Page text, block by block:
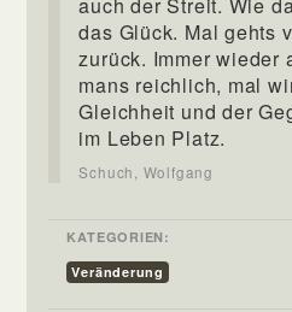
das Glück. Mal gehts
zurück. Immer wieder
mans reichlich, mal
Gleichheit und der
im Leben Platz.
Schuch, Wolfgang
KATEGORIEN:
Veränderung